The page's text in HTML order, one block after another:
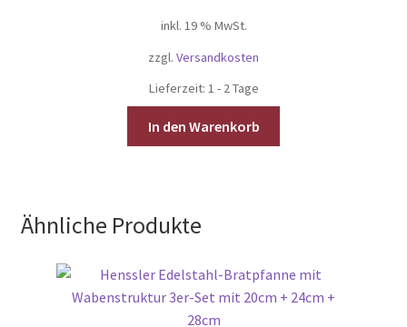
war:
€59,99 €53,99.
inkl. 19 % MwSt.
zzgl. Versandkosten
Lieferzeit: 1 - 2 Tage
In den Warenkorb
Ähnliche Produkte